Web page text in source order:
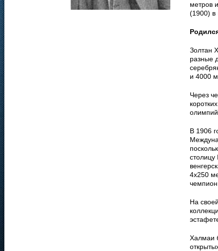
метров
(1900) в
Золтан
разные
и 4000
Через
В 1906
4х250
На
Халмаи